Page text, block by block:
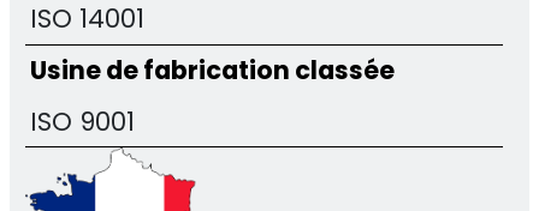
ISO 14001
Usine de fabrication classée
ISO 9001